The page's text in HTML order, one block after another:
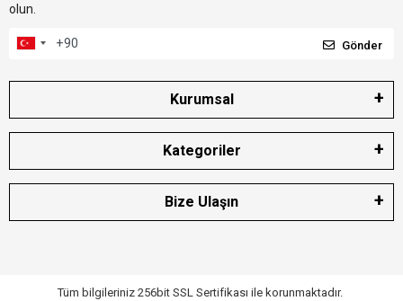
olun.
Gönder
Kurumsal
Kategoriler
Bize Ulaşın
Tüm bilgileriniz 256bit SSL Sertifikası ile korunmaktadır.